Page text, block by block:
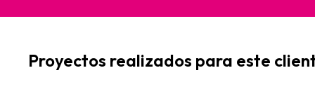
Proyectos realizados para este